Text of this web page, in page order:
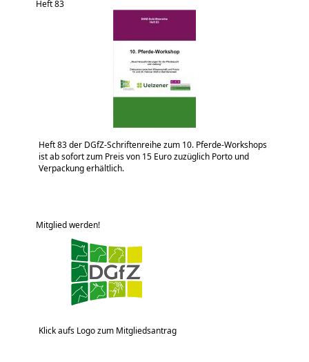
Heft 83
Heft 83 der DGfZ-Schriftenreihe zum 10. Pferde-Workshops
ist ab sofort zum Preis von 15 Euro zuzüglich Porto und
Verpackung erhältlich.
Mitglied werden!
Klick aufs Logo zum Mitgliedsantrag